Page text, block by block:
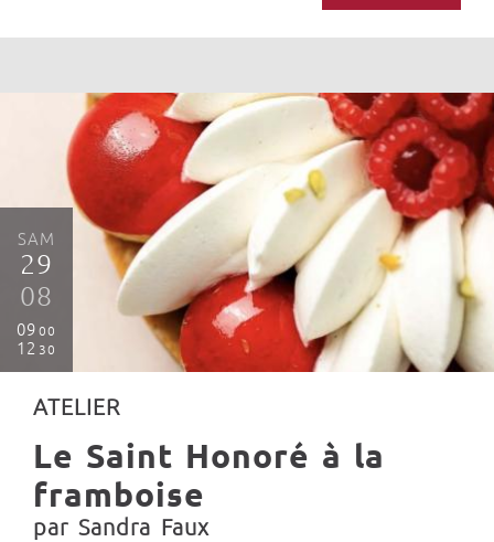
SAM
29
08
09 00
12 30
ATELIER
Le Saint Honoré à la
framboise
par Sandra Faux